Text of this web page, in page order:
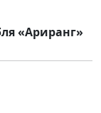
«Ариранг»